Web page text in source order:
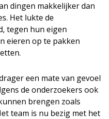
dingen makkelijker dan
Het lukte de
tegen hun eigen
eieren op te pakken
een mate van gevoel
de onderzoekers ook
brengen zoals
team is nu bezig met het